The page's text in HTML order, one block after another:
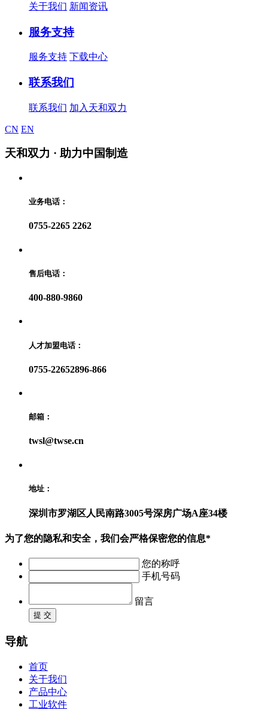
关于我们 新闻资讯
服务支持
服务支持 下载中心
联系我们
联系我们 加入天和双力
CN EN
天和双力 · 助力中国制造
业务电话：
0755-2265 2262
售后电话：
400-880-9860
人才加盟电话：
0755-22652896-866
邮箱：
twsl@twse.cn
地址：
深圳市罗湖区人民南路3005号深房广场A座34楼
为了您的隐私和安全，我们会严格保密您的信息*
您的称呼
手机号码
留言
提 交
导航
首页
关于我们
产品中心
工业软件